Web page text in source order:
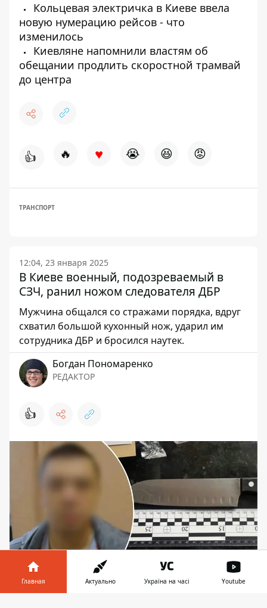
Кольцевая электричка в Киеве ввела
новую нумерацию рейсов - что
изменилось
Киевляне напомнили властям об
обещании продлить скоростной трамвай
до центра
👍 🔥 ♥ 😭 😆 😡
ТРАНСПОРТ
12:04, 23 января 2025
В Киеве военный, подозреваемый в
СЗЧ, ранил ножом следователя ДБР
Мужчина общался со стражами порядка, вдруг
схватил большой кухонный нож, ударил им
сотрудника ДБР и бросился наутек.
Богдан Пономаренко
РЕДАКТОР
👍
Теперь подозреваемый в самовольном
Главная Актуально Україна на часі Youtube